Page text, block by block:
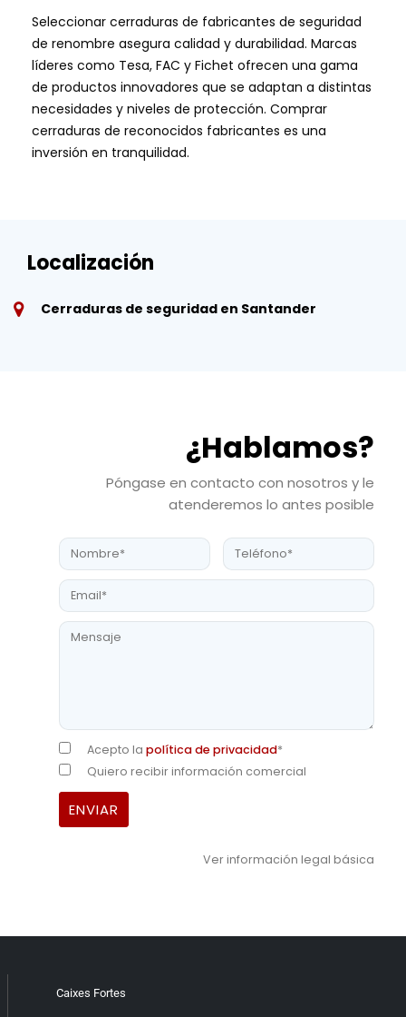
Seleccionar cerraduras de fabricantes de seguridad
de renombre asegura calidad y durabilidad. Marcas
líderes como Tesa, FAC y Fichet ofrecen una gama
de productos innovadores que se adaptan a distintas
necesidades y niveles de protección. Comprar
cerraduras de reconocidos fabricantes es una
inversión en tranquilidad.
Localización
Cerraduras de seguridad en Santander
¿Hablamos?
Póngase en contacto con nosotros y le
atenderemos lo antes posible
Acepto la política de privacidad*
Quiero recibir información comercial
Ver información legal básica
Caixes Fortes